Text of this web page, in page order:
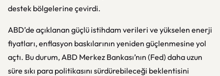
destek bölgelerine çevirdi.
ABD’de açıklanan güçlü istihdam verileri ve yükselen enerji
fiyatları, enflasyon baskılarının yeniden güçlenmesine yol
açtı. Bu durum, ABD Merkez Bankası’nın (Fed) daha uzun
süre sıkı para politikasını sürdürebileceği beklentisini